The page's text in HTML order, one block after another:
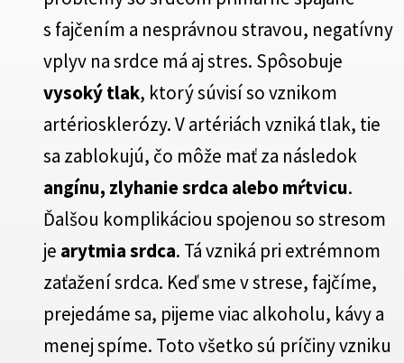
s fajčením a nesprávnou stravou, negatívny
vplyv na srdce má aj stres. Spôsobuje
vysoký tlak, ktorý súvisí so vznikom
artériosklerózy. V artériách vzniká tlak, tie
sa zablokujú, čo môže mať za následok
angínu, zlyhanie srdca alebo mŕtvicu.
Ďalšou komplikáciou spojenou so stresom
je arytmia srdca. Tá vzniká pri extrémnom
zaťažení srdca. Keď sme v strese, fajčíme,
prejedáme sa, pijeme viac alkoholu, kávy a
menej spíme. Toto všetko sú príčiny vzniku